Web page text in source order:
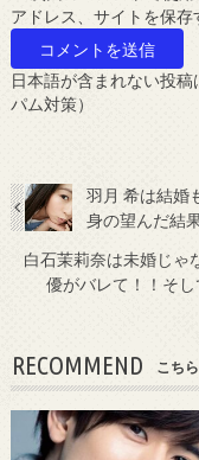
アドレス、サイトを保存
日本語が含まれない投
パム対策）
羽月 希は結婚
身の望んだ結
白石茉莉奈は未婚じゃ
優がバレて！！そ
RECOMMEND こち